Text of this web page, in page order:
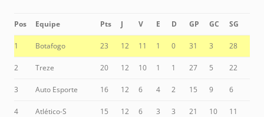
Pos Equipe Pts J V E D GP GC SG
1 Botafogo 23 12 11 1 0 31 3 28
2 Treze 20 12 10 1 1 27 5 22
3 Auto Esporte 16 12 6 4 2 15 9 6
4 Atlético-S 15 12 6 3 3 21 10 11